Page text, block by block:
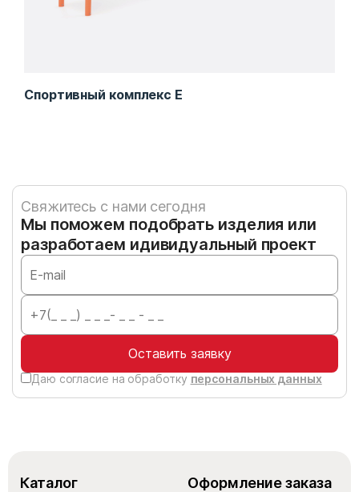
Спортивный комплекс E
Свяжитесь с нами сегодня
Мы поможем подобрать изделия или
разработаем идивидуальный проект
Оставить заявку
Даю согласие на обработку персональных данных
Каталог Оформление заказа